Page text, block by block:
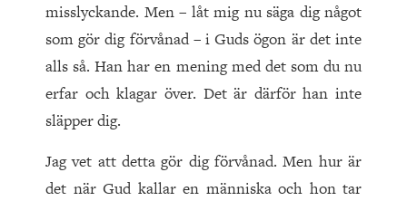
misslyckande. Men – låt mig nu säga dig något
som gör dig förvånad – i Guds ögon är det inte
alls så. Han har en mening med det som du nu
erfar och klagar över. Det är därför han inte
släpper dig.
Jag vet att detta gör dig förvånad. Men hur är
det när Gud kallar en människa och hon tar